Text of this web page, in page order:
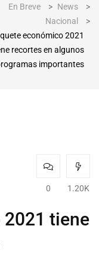
En Breve > News
>
Nacional
>
económico 2021
recortes en algunos
importantes
0 1.20K
tiene